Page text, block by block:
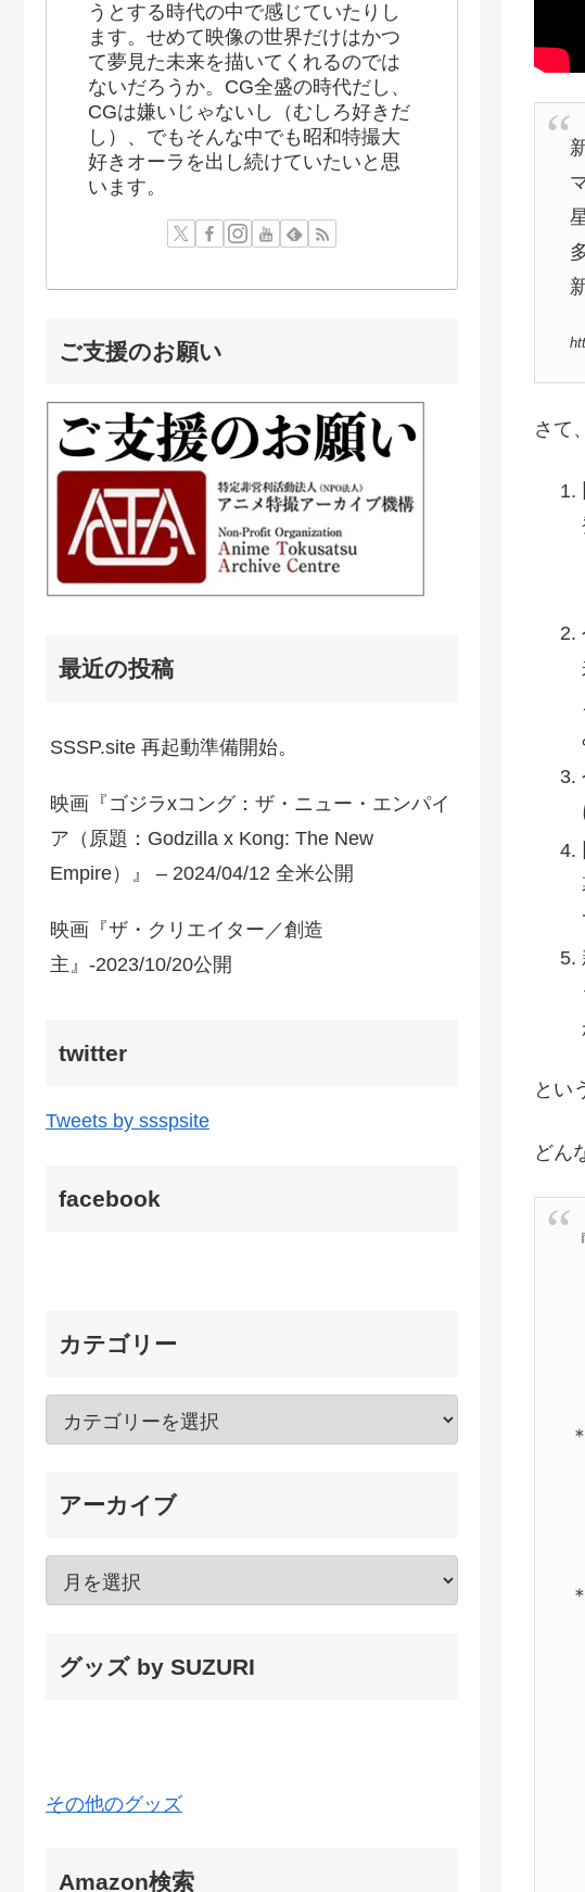
さて
とい
どん
うとする時代の中で感じていたりし
ます。せめて映像の世界だけはかつ
て夢見た未来を描いてくれるのでは
ないだろうか。CG全盛の時代だし、
CGは嫌いじゃないし（むしろ好きだ
し）、でもそんな中でも昭和特撮大
好きオーラを出し続けていたいと思
います。
ご支援のお願い
最近の投稿
SSSP.site 再起動準備開始。
映画『ゴジラxコング：ザ・ニュー・エンパイ
ア（原題：Godzilla x Kong: The New
Empire）』 – 2024/04/12 全米公開
映画『ザ・クリエイター／創造
主』-2023/10/20公開
twitter
Tweets by ssspsite
facebook
カテゴリー
アーカイブ
グッズ by SUZURI
その他のグッズ
Amazon検索